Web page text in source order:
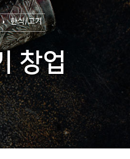
한식/고기
창업